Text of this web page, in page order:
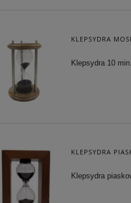
DO KOSZYKA
KLEPSYDRA
Klepsydra 10 min.
KLEPSYDRA
Klepsydra